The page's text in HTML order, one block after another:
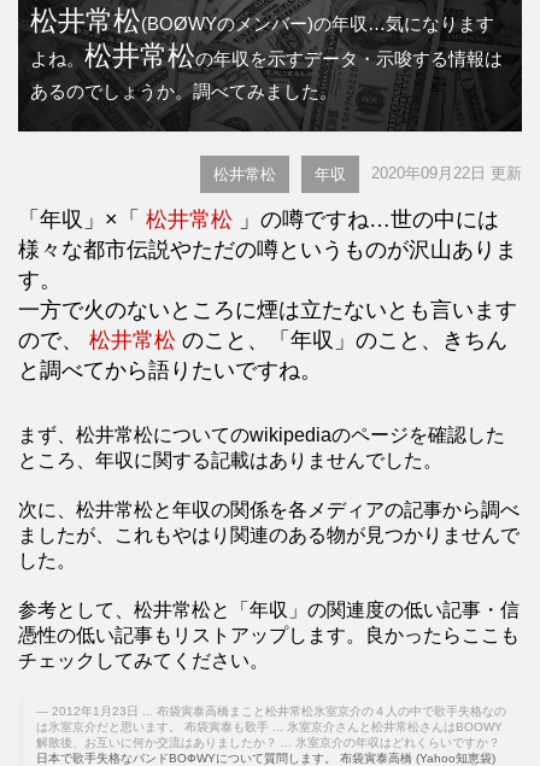
松井常松(BOØWYのメンバー)の年収…気になります
よね。松井常松の年収を示すデータ・示唆する情報は
あるのでしょうか。調べてみました。
松井常松 年収 2020年09月22日 更新
「年収」×「 松井常松 」の噂ですね…世の中には
様々な都市伝説やただの噂というものが沢山ありま
す。
一方で火のないところに煙は立たないとも言います
ので、 松井常松 のこと、「年収」のこと、きちん
と調べてから語りたいですね。
まず、松井常松についてのwikipediaのページを確認した
ところ、年収に関する記載はありませんでした。
次に、松井常松と年収の関係を各メディアの記事から調べ
ましたが、これもやはり関連のある物が見つかりませんで
した。
参考として、松井常松と「年収」の関連度の低い記事・信
憑性の低い記事もリストアップします。良かったらここも
チェックしてみてください。
2012年1月23日 ... 布袋寅泰高橋まこと松井常松氷室京介の４人の中で歌手失格なの
は氷室京介だと思います。 布袋寅泰も歌手 ... 氷室京介さんと松井常松さんはBOOWY
解散後、お互いに何か交流はありましたか？ ... 氷室京介の年収はどれくらいですか？
日本で歌手失格なバンドBOФWYについて質問します。 布袋寅泰高橋 (Yahoo知恵袋)